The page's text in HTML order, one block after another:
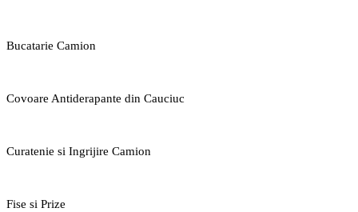
Bucatarie Camion
Covoare Antiderapante din Cauciuc
Curatenie si Ingrijire Camion
Fise si Prize